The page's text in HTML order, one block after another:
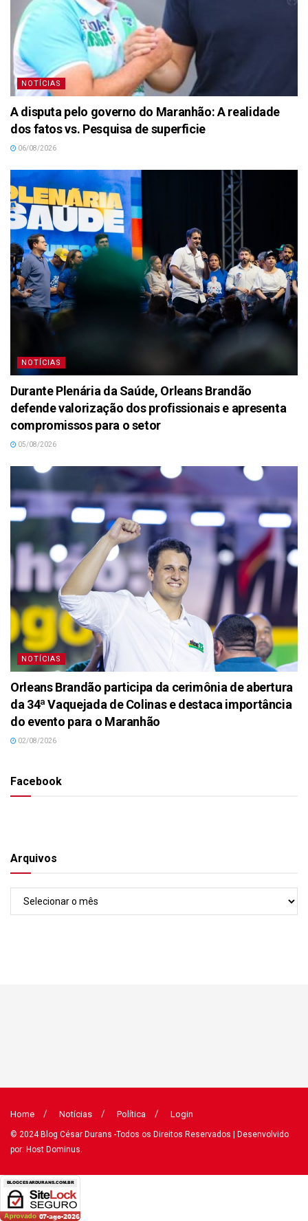
NOTÍCIAS
A disputa pelo governo do Maranhão: A realidade
dos fatos vs. Pesquisa de superficie
06/08/2026
NOTÍCIAS
Durante Plenária da Saúde, Orleans Brandão
defende valorização dos profissionais e apresenta
compromissos para o setor
05/08/2026
NOTÍCIAS
Orleans Brandão participa da cerimônia de abertura
da 34ª Vaquejada de Colinas e destaca importância
do evento para o Maranhão
02/08/2026
Facebook
Arquivos
Home Notícias Política Login
© 2024Blog César Durans -Todos os Direitos Reservados | Desenvolvido
por: Host Dominus